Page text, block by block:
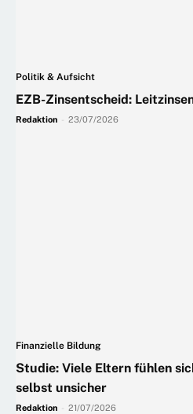
Politik & Aufsicht
EZB-Zinsentscheid:
Redaktion 23/07/2026
Finanzielle Bildung
Studie: Viele Eltern fühlen
selbst unsicher
Redaktion 21/07/2026